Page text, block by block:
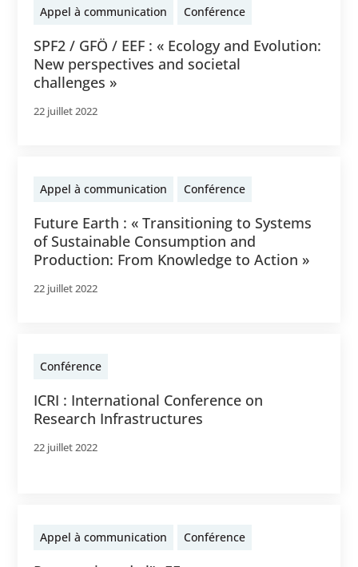
Appel à communication Conférence
SPF2 / GFÖ / EEF : « Ecology and Evolution:
New perspectives and societal
challenges »
22 juillet 2022
Appel à communication Conférence
Future Earth : « Transitioning to Systems
of Sustainable Consumption and
Production: From Knowledge to Action »
22 juillet 2022
Conférence
ICRI : International Conference on
Research Infrastructures
22 juillet 2022
Appel à communication Conférence